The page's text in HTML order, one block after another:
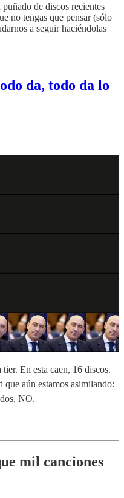
de discos recientes
no tengas que pensar (sólo
a seguir haciéndolas
da, todo da lo
En esta caen, 16 discos.
que aún estamos asimilando:
NO.
mil canciones